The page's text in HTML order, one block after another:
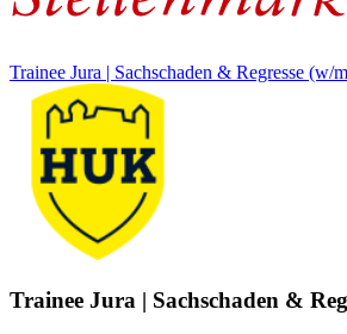
Trainee Jura | Sachschaden & Regresse (w/
Trainee Jura | Sachschaden &